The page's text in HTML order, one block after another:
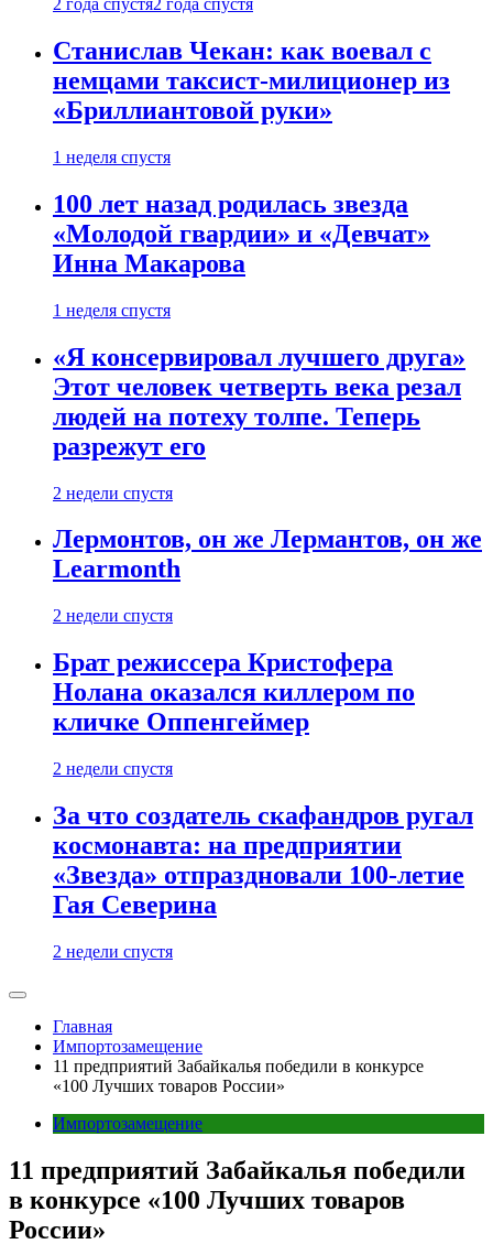
2 года спустя2 года спустя
Станислав Чекан: как воевал с
немцами таксист-милиционер из
«Бриллиантовой руки»
1 неделя спустя
100 лет назад родилась звезда
«Молодой гвардии» и «Девчат»
Инна Макарова
1 неделя спустя
«Я консервировал лучшего друга»
Этот человек четверть века резал
людей на потеху толпе. Теперь
разрежут его
2 недели спустя
Лермонтов, он же Лермантов, он же
Learmonth
2 недели спустя
Брат режиссера Кристофера
Нолана оказался киллером по
кличке Оппенгеймер
2 недели спустя
За что создатель скафандров ругал
космонавта: на предприятии
«Звезда» отпраздновали 100-летие
Гая Северина
2 недели спустя
Главная
Импортозамещение
11 предприятий Забайкалья победили в конкурсе
«100 Лучших товаров России»
Импортозамещение
11 предприятий Забайкалья победили
в конкурсе «100 Лучших товаров
России»